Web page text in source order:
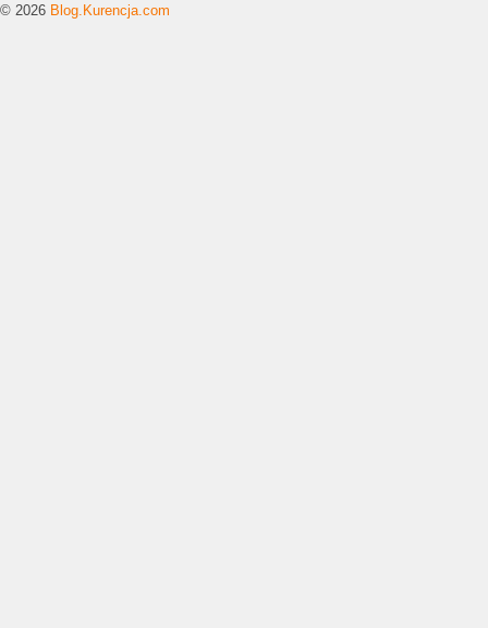
© 2026 Blog.Kurencja.com